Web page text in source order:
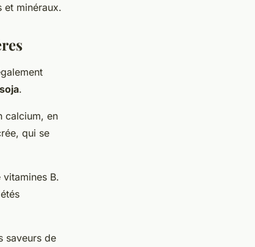
et minéraux.
.
calcium, en
qui se
B.
saveurs de